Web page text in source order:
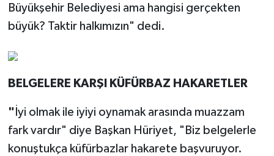
Büyükşehir Belediyesi ama hangisi gerçekten
büyük? Taktir halkımızın" dedi.
BELGELERE KARŞI KÜFÜRBAZ HAKARETLER
" İyi olmak ile iyiyi oynamak arasında muazzam
fark vardır" diye Başkan Hüriyet, "Biz belgelerle
konuştukça küfürbazlar hakarete başvuruyor.